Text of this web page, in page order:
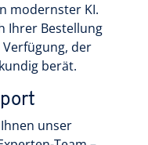
modernster KI.
Ihrer Bestellung
der
berät.
unser